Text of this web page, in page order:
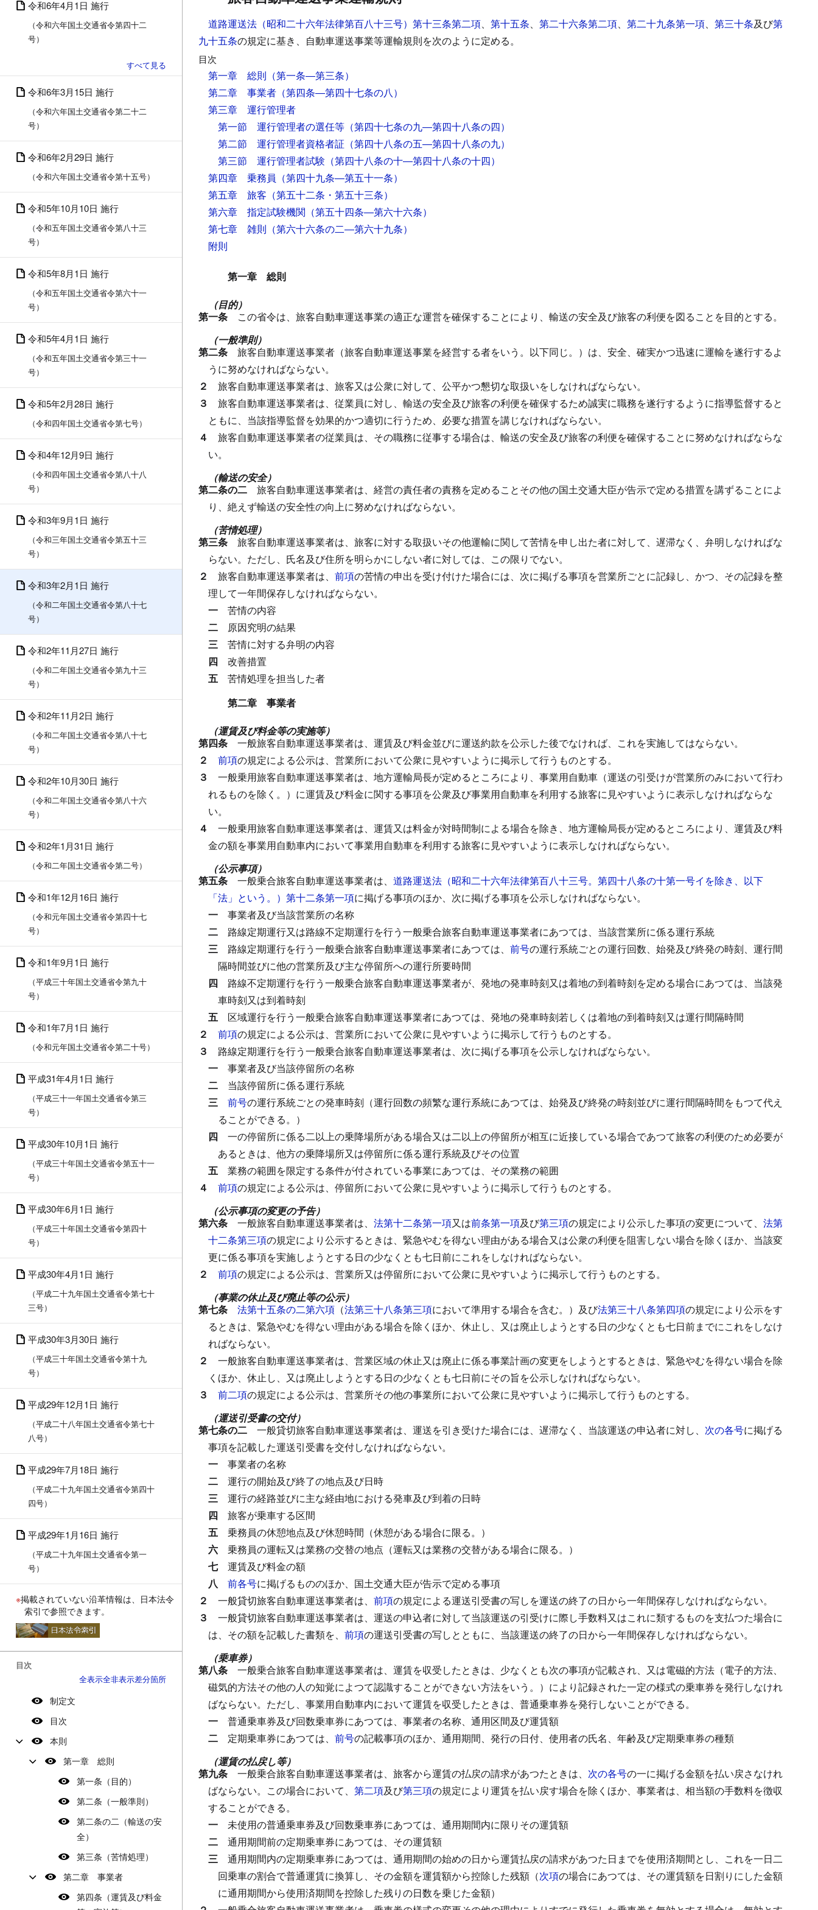
令和6年4月1日 施行
（令和六年国土交通省令第四十二
号）
令和6年3月15日 施行
（令和六年国土交通省令第二十二
号）
令和6年2月29日 施行
（令和六年国土交通省令第十五号）
令和5年10月10日 施行
（令和五年国土交通省令第八十三
号）
令和5年8月1日 施行
（令和五年国土交通省令第六十一
号）
令和5年4月1日 施行
（令和五年国土交通省令第三十一
号）
令和5年2月28日 施行
（令和四年国土交通省令第七号）
令和4年12月9日 施行
（令和四年国土交通省令第八十八
号）
令和3年9月1日 施行
（令和三年国土交通省令第五十三
号）
令和3年2月1日 施行
（令和二年国土交通省令第八十七
号）
令和2年11月27日 施行
（令和二年国土交通省令第九十三
号）
令和2年11月2日 施行
（令和二年国土交通省令第八十七
号）
令和2年10月30日 施行
（令和二年国土交通省令第八十六
号）
令和2年1月31日 施行
（令和二年国土交通省令第二号）
令和1年12月16日 施行
（令和元年国土交通省令第四十七
号）
令和1年9月1日 施行
（平成三十年国土交通省令第九十
号）
令和1年7月1日 施行
（令和元年国土交通省令第二十号）
平成31年4月1日 施行
（平成三十一年国土交通省令第三
号）
平成30年10月1日 施行
（平成三十年国土交通省令第五十一
号）
平成30年6月1日 施行
（平成三十年国土交通省令第四十
号）
平成30年4月1日 施行
（平成二十九年国土交通省令第七十
三号）
平成30年3月30日 施行
（平成三十年国土交通省令第十九
号）
平成29年12月1日 施行
（平成二十八年国土交通省令第七十
八号）
平成29年7月18日 施行
（平成二十九年国土交通省令第四十
四号）
平成29年1月16日 施行
（平成二十九年国土交通省令第一
号）
※掲載されていない沿革情報は、日本法令
索引で参照できます。
目次
全表示全非表示差分箇所
制定文
目次
本則
第一章 総則
第一条（目的）
第二条（一般準則）
第二条の二（輸送の安
全）
第三条（苦情処理）
第二章 事業者
第四条（運賃及び料金
道路運送法（昭和二十六年法律第百八十三号）第十三条第二項、 第十五条、 第二十六条第二項、 第二十九条第一項、 第三十条及び第
九十五条の規定に基き、自動車運送事業等運輸規則を次のように定める。
目次
第一章 総則 （第一条―第三条）
第二章 事業者 （第四条―第四十七条の八）
第三章 運行管理者
第一節 運行管理者の選任等 （第四十七条の九―第四十八条の四）
第二節 運行管理者資格者証 （第四十八条の五―第四十八条の九）
第三節 運行管理者試験 （第四十八条の十―第四十八条の十四）
第四章 乗務員 （第四十九条―第五十一条）
第五章 旅客 （第五十二条・第五十三条）
第六章 指定試験機関 （第五十四条―第六十六条）
第七章 雑則 （第六十六条の二―第六十九条）
附則
第一章 総則
（目的）
第一条 この省令は、旅客自動車運送事業の適正な運営を確保することにより、輸送の安全及び旅客の利便を図ることを目的とする。
（一般準則）
第二条 旅客自動車運送事業者（旅客自動車運送事業を経営する者をいう。以下同じ。）は、安全、確実かつ迅速に運輸を遂行するよ
うに努めなければならない。
２ 旅客自動車運送事業者は、旅客又は公衆に対して、公平かつ懇切な取扱いをしなければならない。
３ 旅客自動車運送事業者は、従業員に対し、輸送の安全及び旅客の利便を確保するため誠実に職務を遂行するように指導監督すると
ともに、当該指導監督を効果的かつ適切に行うため、必要な措置を講じなければならない。
４ 旅客自動車運送事業者の従業員は、その職務に従事する場合は、輸送の安全及び旅客の利便を確保することに努めなければならな
い。
（輸送の安全）
第二条の二 旅客自動車運送事業者は、経営の責任者の責務を定めることその他の国土交通大臣が告示で定める措置を講ずることによ
り、絶えず輸送の安全性の向上に努めなければならない。
（苦情処理）
第三条 旅客自動車運送事業者は、旅客に対する取扱いその他運輸に関して苦情を申し出た者に対して、遅滞なく、弁明しなければな
らない。 ただし、氏名及び住所を明らかにしない者に対しては、この限りでない。
２ 旅客自動車運送事業者は、 前項の苦情の申出を受け付けた場合には、次に掲げる事項を営業所ごとに記録し、かつ、その記録を整
理して一年間保存しなければならない。
一 苦情の内容
二 原因究明の結果
三 苦情に対する弁明の内容
四 改善措置
五 苦情処理を担当した者
第二章 事業者
（運賃及び料金等の実施等）
第四条 一般旅客自動車運送事業者は、運賃及び料金並びに運送約款を公示した後でなければ、これを実施してはならない。
２ 前項の規定による公示は、営業所において公衆に見やすいように掲示して行うものとする。
３ 一般乗用旅客自動車運送事業者は、地方運輸局長が定めるところにより、事業用自動車（運送の引受けが営業所のみにおいて行わ
れるものを除く。）に運賃及び料金に関する事項を公衆及び事業用自動車を利用する旅客に見やすいように表示しなければならな
い。
４ 一般乗用旅客自動車運送事業者は、運賃又は料金が対時間制による場合を除き、地方運輸局長が定めるところにより、運賃及び料
金の額を事業用自動車内において事業用自動車を利用する旅客に見やすいように表示しなければならない。
（公示事項）
第五条 一般乗合旅客自動車運送事業者は、 道路運送法（昭和二十六年法律第百八十三号。第四十八条の十第一号イを除き、以下
「法」という。）第十二条第一項に掲げる事項のほか、次に掲げる事項を公示しなければならない。
一 事業者及び当該営業所の名称
二 路線定期運行又は路線不定期運行を行う一般乗合旅客自動車運送事業者にあつては、当該営業所に係る運行系統
三 路線定期運行を行う一般乗合旅客自動車運送事業者にあつては、 前号の運行系統ごとの運行回数、始発及び終発の時刻、運行間
隔時間並びに他の営業所及び主な停留所への運行所要時間
四 路線不定期運行を行う一般乗合旅客自動車運送事業者が、発地の発車時刻又は着地の到着時刻を定める場合にあつては、当該発
車時刻又は到着時刻
五 区域運行を行う一般乗合旅客自動車運送事業者にあつては、発地の発車時刻若しくは着地の到着時刻又は運行間隔時間
２ 前項の規定による公示は、営業所において公衆に見やすいように掲示して行うものとする。
３ 路線定期運行を行う一般乗合旅客自動車運送事業者は、次に掲げる事項を公示しなければならない。
一 事業者及び当該停留所の名称
二 当該停留所に係る運行系統
三 前号の運行系統ごとの発車時刻（運行回数の頻繁な運行系統にあつては、始発及び終発の時刻並びに運行間隔時間をもつて代え
ることができる。）
四 一の停留所に係る二以上の乗降場所がある場合又は二以上の停留所が相互に近接している場合であつて旅客の利便のため必要が
あるときは、他方の乗降場所又は停留所に係る運行系統及びその位置
五 業務の範囲を限定する条件が付されている事業にあつては、その業務の範囲
４ 前項の規定による公示は、停留所において公衆に見やすいように掲示して行うものとする。
（公示事項の変更の予告）
第六条 一般旅客自動車運送事業者は、 法第十二条第一項又は前条第一項及び第三項の規定により公示した事項の変更について、 法第
十二条第三項の規定により公示するときは、緊急やむを得ない理由がある場合又は公衆の利便を阻害しない場合を除くほか、当該変
更に係る事項を実施しようとする日の少なくとも七日前にこれをしなければならない。
２ 前項の規定による公示は、営業所又は停留所において公衆に見やすいように掲示して行うものとする。
（事業の休止及び廃止等の公示）
第七条 法第十五条の二第六項 （法第三十八条第三項において準用する場合を含む。）及び法第三十八条第四項の規定により公示をす
るときは、緊急やむを得ない理由がある場合を除くほか、休止し、又は廃止しようとする日の少なくとも七日前までにこれをしなけ
ればならない。
２ 一般旅客自動車運送事業者は、営業区域の休止又は廃止に係る事業計画の変更をしようとするときは、緊急やむを得ない場合を除
くほか、休止し、又は廃止しようとする日の少なくとも七日前にその旨を公示しなければならない。
３ 前二項の規定による公示は、営業所その他の事業所において公衆に見やすいように掲示して行うものとする。
（運送引受書の交付）
第七条の二 一般貸切旅客自動車運送事業者は、運送を引き受けた場合には、遅滞なく、当該運送の申込者に対し、 次の各号に掲げる
事項を記載した運送引受書を交付しなければならない。
一 事業者の名称
二 運行の開始及び終了の地点及び日時
三 運行の経路並びに主な経由地における発車及び到着の日時
四 旅客が乗車する区間
五 乗務員の休憩地点及び休憩時間（休憩がある場合に限る。）
六 乗務員の運転又は業務の交替の地点（運転又は業務の交替がある場合に限る。）
七 運賃及び料金の額
八 前各号に掲げるもののほか、国土交通大臣が告示で定める事項
２ 一般貸切旅客自動車運送事業者は、 前項の規定による運送引受書の写しを運送の終了の日から一年間保存しなければならない。
３ 一般貸切旅客自動車運送事業者は、運送の申込者に対して当該運送の引受けに際し手数料又はこれに類するものを支払つた場合に
は、その額を記載した書類を、 前項の運送引受書の写しとともに、当該運送の終了の日から一年間保存しなければならない。
（乗車券）
第八条 一般乗合旅客自動車運送事業者は、運賃を収受したときは、少なくとも次の事項が記載され、又は電磁的方法（電子的方法、
磁気的方法その他の人の知覚によつて認識することができない方法をいう。）により記録された一定の様式の乗車券を発行しなけれ
ばならない。 ただし、事業用自動車内において運賃を収受したときは、普通乗車券を発行しないことができる。
一 普通乗車券及び回数乗車券にあつては、事業者の名称、通用区間及び運賃額
二 定期乗車券にあつては、 前号の記載事項のほか、通用期間、発行の日付、使用者の氏名、年齢及び定期乗車券の種類
（運賃の払戻し等）
第九条 一般乗合旅客自動車運送事業者は、旅客から運賃の払戻の請求があつたときは、 次の各号の一に掲げる金額を払い戻さなけれ
ばならない。 この場合において、 第二項及び第三項の規定により運賃を払い戻す場合を除くほか、事業者は、相当額の手数料を徴収
することができる。
一 未使用の普通乗車券及び回数乗車券にあつては、通用期間内に限りその運賃額
二 通用期間前の定期乗車券にあつては、その運賃額
三 通用期間内の定期乗車券にあつては、通用期間の始めの日から運賃払戻の請求があつた日までを使用済期間とし、これを一日二
回乗車の割合で普通運賃に換算し、その金額を運賃額から控除した残額（次項の場合にあつては、その運賃額を日割りにした金額
に通用期間から使用済期間を控除した残りの日数を乗じた金額）